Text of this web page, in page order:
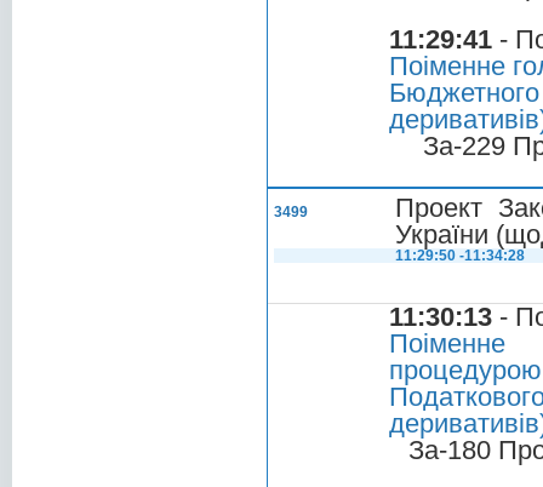
11:29:41 -
Поіменне
За-229
3499
Проект
України
11:29:50 -11:34:28
11:30:13 -
Поіменне
За-180